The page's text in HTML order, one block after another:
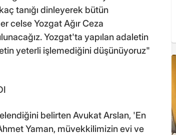
tanığı dinleyerek bütün
celse Yozgat Ağır Ceza
Yozgat'ta yapılan adaletin
yeterli işlemediğini düşünüyoruz"
belirten Avukat Arslan, 'En
Yaman, müvekkilimizin evi ve